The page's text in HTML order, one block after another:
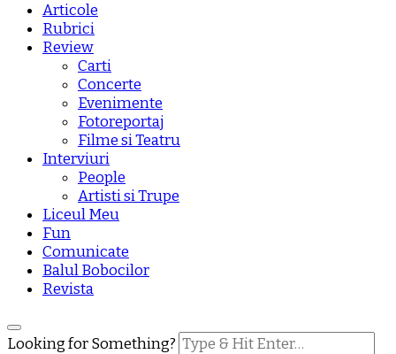
Articole
Rubrici
Review
Carti
Concerte
Evenimente
Fotoreportaj
Filme si Teatru
Interviuri
People
Artisti si Trupe
Liceul Meu
Fun
Comunicate
Balul Bobocilor
Revista
Looking for Something?